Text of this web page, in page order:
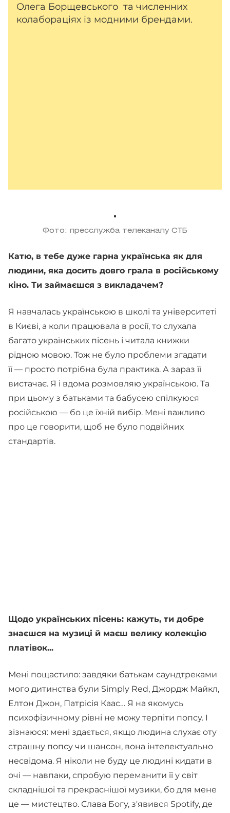
Олега Борщевського та численних
колабораціях із модними брендами.
Фото: пресслужба телеканалу СТБ
Катю, в тебе дуже гарна українська як для
людини, яка досить довго грала в російському
кіно. Ти займаєшся з викладачем?
Я навчалась українською в школі та університеті
в Києві, а коли працювала в росії, то слухала
багато українських пісень і читала книжки
рідною мовою. Тож не було проблеми згадати
її — просто потрібна була практика. А зараз її
вистачає. Я і вдома розмовляю українською. Та
при цьому з батьками та бабусею спілкуюся
російською — бо це їхній вибір. Мені важливо
про це говорити, щоб не було подвійних
стандартів.
Щодо українських пісень: кажуть, ти добре
знаєшся на музиці й маєш велику колекцію
платівок...
Мені пощастило: завдяки батькам саундтреками
мого дитинства були Simply Red, Джордж Майкл,
Елтон Джон, Патрісія Каас… Я на якомусь
психофізичному рівні не можу терпіти попсу. І
зізнаюся: мені здається, якщо людина слухає оту
страшну попсу чи шансон, вона інтелектуально
несвідома. Я ніколи не буду це людині кидати в
очі — навпаки, спробую переманити її у світ
складнішої та прекраснішої музики, бо для мене
це — мистецтво. Слава Богу, з'явився Spotify, де